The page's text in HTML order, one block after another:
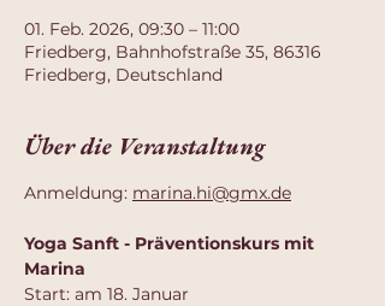
01. Feb. 2026, 09:30 – 11:00
Friedberg, Bahnhofstraße 35, 86316
Friedberg, Deutschland
Über die Veranstaltung
Anmeldung: marina.hi@gmx.de
Yoga Sanft - Präventionskurs mit
Marina
Start: am 18. Januar